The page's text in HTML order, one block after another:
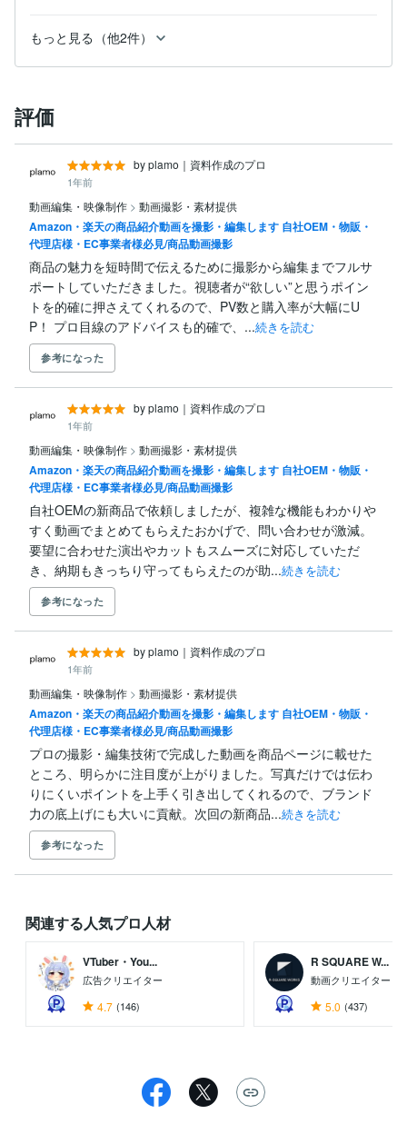
もっと見る（他2件）
評価
by plamo｜資料作成のプロ
1年前
動画編集・映像制作 > 動画撮影・素材提供
Amazon・楽天の商品紹介動画を撮影・編集します 自社OEM・物販・
代理店様・EC事業者様必見/商品動画撮影
商品の魅力を短時間で伝えるために撮影から編集までフルサ
ポートしていただきました。視聴者が“欲しい”と思うポイン
トを的確に押さえてくれるので、PV数と購入率が大幅にU
P！ プロ目線のアドバイスも的確で、...続きを読む
参考になった
by plamo｜資料作成のプロ
1年前
動画編集・映像制作 > 動画撮影・素材提供
Amazon・楽天の商品紹介動画を撮影・編集します 自社OEM・物販・
代理店様・EC事業者様必見/商品動画撮影
自社OEMの新商品で依頼しましたが、複雑な機能もわかりや
すく動画でまとめてもらえたおかげで、問い合わせが激減。
要望に合わせた演出やカットもスムーズに対応していただ
き、納期もきっちり守ってもらえたのが助...続きを読む
参考になった
by plamo｜資料作成のプロ
1年前
動画編集・映像制作 > 動画撮影・素材提供
Amazon・楽天の商品紹介動画を撮影・編集します 自社OEM・物販・
代理店様・EC事業者様必見/商品動画撮影
プロの撮影・編集技術で完成した動画を商品ページに載せた
ところ、明らかに注目度が上がりました。写真だけでは伝わ
りにくいポイントを上手く引き出してくれるので、ブランド
力の底上げにも大いに貢献。次回の新商品...続きを読む
参考になった
関連する人気プロ人材
VTuber・You...
広告クリエイター
4.7 (146)
R SQUARE W...
動画クリエイター
5.0 (437)